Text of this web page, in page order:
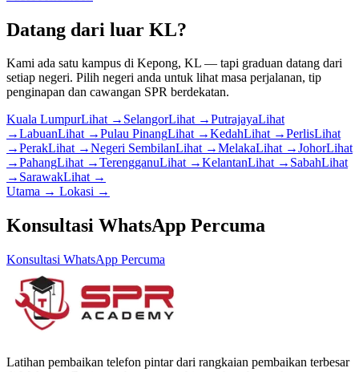
Datang dari luar KL?
Kami ada satu kampus di Kepong, KL — tapi graduan datang dari
setiap negeri. Pilih negeri anda untuk lihat masa perjalanan, tip
penginapan dan cawangan SPR berdekatan.
Kuala LumpurLihat → SelangorLihat →PutrajayaLihat
→LabuanLihat →Pulau PinangLihat →KedahLihat →PerlisLihat
→PerakLihat →Negeri SembilanLihat →MelakaLihat →JohorLihat
→PahangLihat →TerengganuLihat →KelantanLihat → SabahLihat
→ SarawakLihat →
Utama → Lokasi →
Konsultasi WhatsApp Percuma
Konsultasi WhatsApp Percuma
Latihan pembaikan telefon pintar dari rangkaian pembaikan terbesar